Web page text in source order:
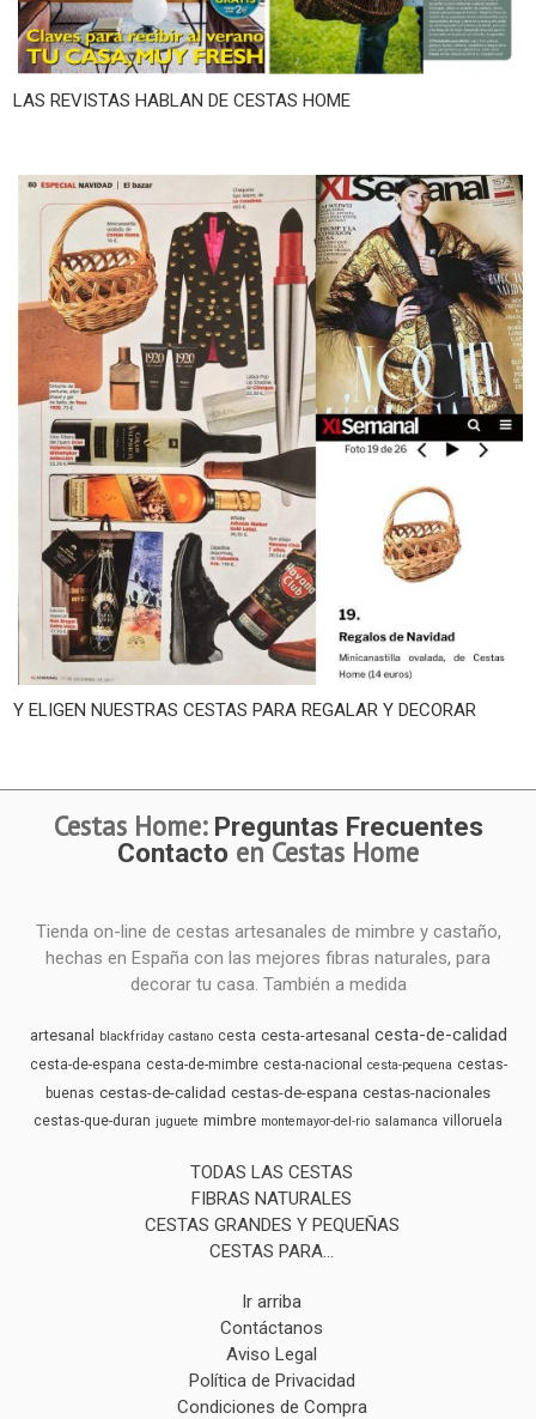
LAS REVISTAS HABLAN DE CESTAS HOME
Y ELIGEN NUESTRAS CESTAS PARA REGALAR Y DECORAR
Cestas Home: Preguntas Frecuentes
Contacto en Cestas Home
Tienda on-line de cestas artesanales de mimbre y castaño,
hechas en España con las mejores fibras naturales, para
decorar tu casa. También a medida
artesanal blackfriday castano cesta cesta-artesanal cesta-de-calidad
cesta-de-espana cesta-de-mimbre cesta-nacional cesta-pequena cestas-
buenas cestas-de-calidad cestas-de-espana cestas-nacionales
cestas-que-duran juguete mimbre montemayor-del-rio salamanca villoruela
TODAS LAS CESTAS
FIBRAS NATURALES
CESTAS GRANDES Y PEQUEÑAS
CESTAS PARA...
Ir arriba
Contáctanos
Aviso Legal
Política de Privacidad
Condiciones de Compra